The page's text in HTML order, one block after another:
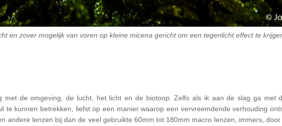
en zover mogelijk van voren op kleine micena gericht om een tegenlicht effect te
met de omgeving, de lucht, het licht en de biotoop. Zelfs als ik aan de slag ga met
te kunnen betrekken, liefst op een manier waarop een vervreemdende verhouding
andere lenzen bij dan de veel gebruikte 60mm tot 180mm macro lenzen, immers,